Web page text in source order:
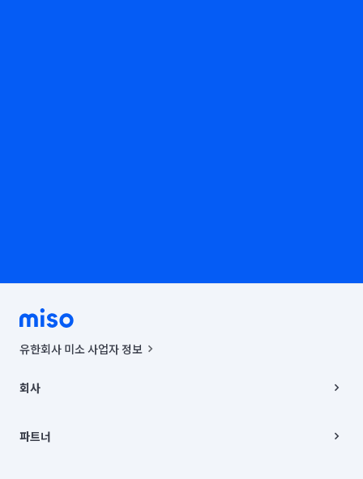
유한회사 미소 사업자 정보
00019 |
주소 | 본사: 서울특별시 종로구 율곡로 6(중학동, 트윈트리빌딩) B동 5층
컨택센터 : 서울특별시 종로구 수송동 율곡로 24, 7층, 8층 미소
회사
채용
파트너